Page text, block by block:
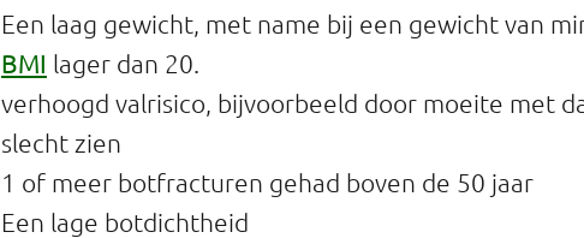
Een laag gewicht, met name bij een gewicht van
BMI lager dan 20.
verhoogd valrisico, bijvoorbeeld door moeite met
slecht zien
1 of meer botfracturen gehad boven de 50 jaar
Een lage botdichtheid